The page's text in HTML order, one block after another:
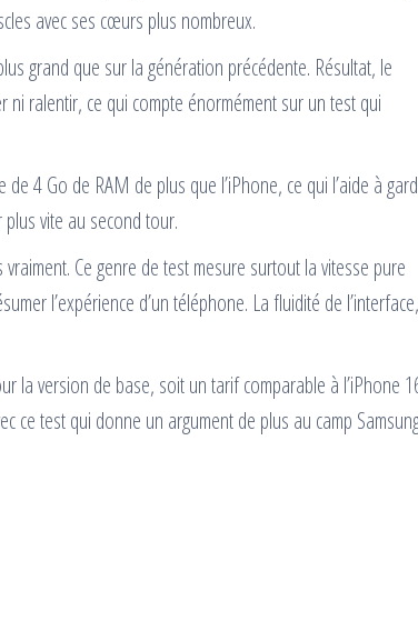
avec ses cœurs plus nombreux.
grand que sur la génération précédente. Résultat, le
ralentir, ce qui compte énormément sur un test qui
4 Go de RAM de plus que l’iPhone, ce qui l’aide à
vite au second tour.
Ce genre de test mesure surtout la vitesse pure
l’expérience d’un téléphone. La fluidité de
la version de base, soit un tarif comparable à l’iPhone
ce test qui donne un argument de plus au camp